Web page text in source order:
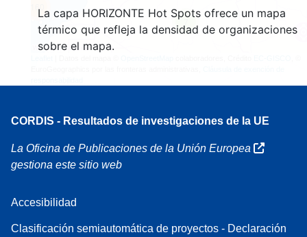
La capa HORIZONTE Hot Spots ofrece un mapa
térmico que refleja la densidad de organizaciones
sobre el mapa.
7
160
CORDIS - Resultados de investigaciones de la UE
La Oficina de Publicaciones de la Unión Europea
gestiona este sitio web
Accesibilidad
Clasificación semiautomática de proyectos - Declaración